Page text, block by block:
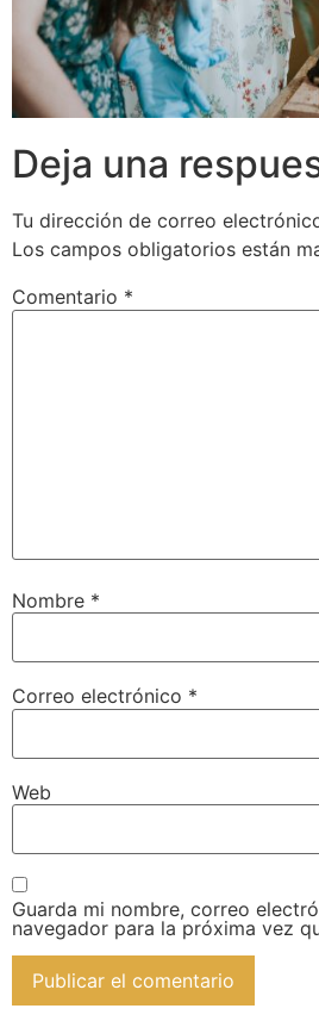
Deja una
Tu dirección de correo
Los campos obligatorios están
Comentario *
Nombre *
Correo electrónico *
Web
Guarda mi nombre, correo
navegador para la próxima vez